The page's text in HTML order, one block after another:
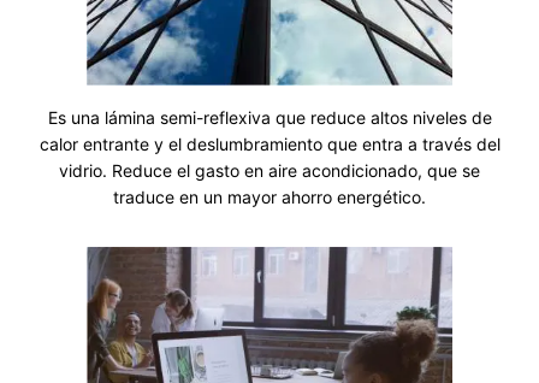
Es una lámina semi-reflexiva que reduce altos niveles de
calor entrante y el deslumbramiento que entra a través del
vidrio. Reduce el gasto en aire acondicionado, que se
traduce en un mayor ahorro energético.